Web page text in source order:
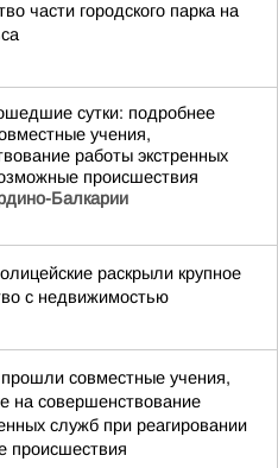
части городского парка на
сутки: подробнее
учения,
работы экстренных
происшествия
Балкарии
раскрыли крупное
с недвижимостью
совместные учения,
на совершенствование
служб при реагировании
происшествия